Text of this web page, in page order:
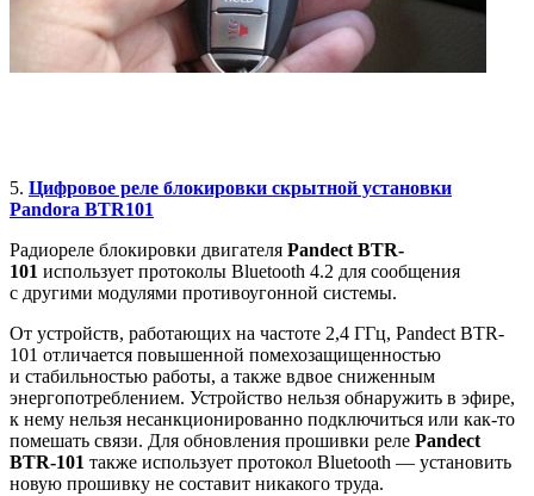
5. Цифровое реле блокировки скрытной установки
Pandora BTR101
Радиореле блокировки двигателя Pandect BTR-
101 использует протоколы Bluetooth 4.2 для сообщения
с другими модулями противоугонной системы.
От устройств, работающих на частоте 2,4 ГГц, Pandect BTR-
101 отличается повышенной помехозащищенностью
и стабильностью работы, а также вдвое сниженным
энергопотреблением. Устройство нельзя обнаружить в эфире,
к нему нельзя несанкционированно подключиться или как-то
помешать связи. Для обновления прошивки реле Pandect
BTR-101 также использует протокол Bluetooth — установить
новую прошивку не составит никакого труда.